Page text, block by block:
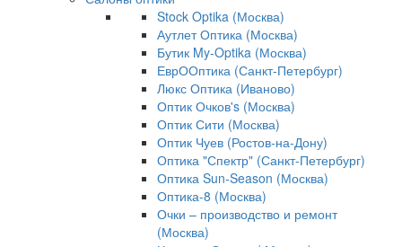
Stock Optika (Москва)
Аутлет Оптика (Москва)
Бутик My-Optika (Москва)
ЕврООптика (Санкт-Петербург)
Люкс Оптика (Иваново)
Оптик Очков's (Москва)
Оптик Сити (Москва)
Оптик Чуев (Ростов-на-Дону)
Оптика "Спектр" (Санкт-Петербург)
Оптика Sun-Season (Москва)
Оптика-8 (Москва)
Очки – производство и ремонт
(Москва)